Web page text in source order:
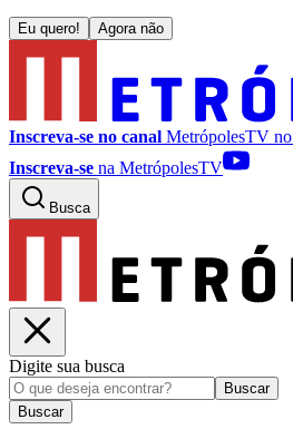
Eu quero! Agora não
Inscreva-se no canal MetrópolesTV no
Inscreva-se na MetrópolesTV
Busca
Digite sua busca
Buscar
Buscar